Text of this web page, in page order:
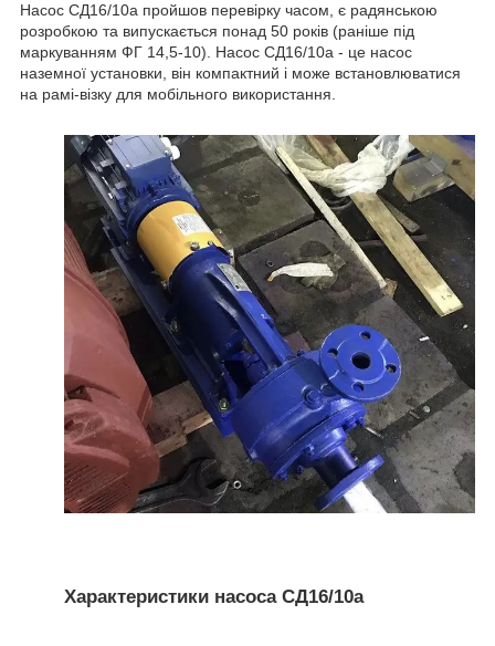
Насос СД16/10а пройшов перевірку часом, є радянською
розробкою та випускається понад 50 років (раніше під
маркуванням ФГ 14,5-10). Насос СД16/10а - це насос
наземної установки, він компактний і може встановлюватися
на рамі-візку для мобільного використання.
Характеристики насоса СД16/10а